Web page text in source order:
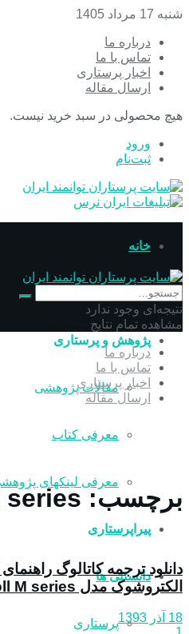
شنبه 17 مرداد 1405
درباره ما
تماس با ما
اخبار پرستاری
ارسال مقاله
هیچ محصولی در سبد خرید نیست.
ورود
ثبت‌نام
خانه
پرستاری
پژوهش و پرستاری
مقالات پژوهشی
معرفی کتاب
معرفی لینکهای
پیراپرستاری
دانستنی ها
پرستاری
نتیجه‌ای وجود ندارد
مشاهده تمام نتایج
درباره ما
تماس با ما
اخبار پرستاری
ارسال مقاله
برچسب:series
دانلود ترجمه کاتالوگ
الکتروشوک مدل zoll M series
18 آذر 1393